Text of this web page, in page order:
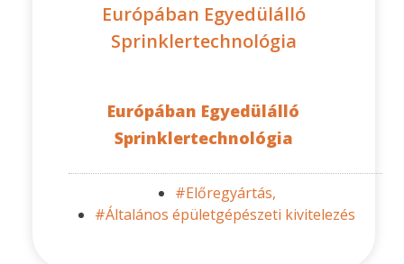
Európában Egyedülálló
Sprinklertechnológia
Európában Egyedülálló
Sprinklertechnológia
#Előregyártás,
#Általános épületgépészeti kivitelezés